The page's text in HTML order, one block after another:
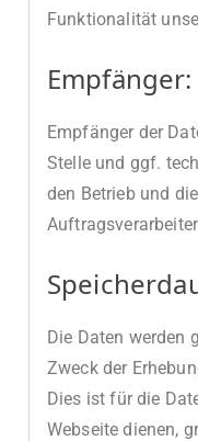
Funktionalität
Empfänger:
Empfänger der
Stelle und ggf.
den Betrieb und
Die Daten werden
Zweck der
Dies ist für die
Webseite dienen,